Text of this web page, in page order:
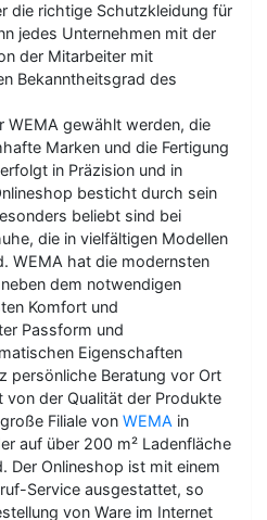
die richtige Schutzkleidung für
jedes Unternehmen mit der
der Mitarbeiter mit
Bekanntheitsgrad des
WEMA gewählt werden, die
Marken und die Fertigung
in Präzision und in
besticht durch sein
beliebt sind bei
die in vielfältigen Modellen
WEMA hat die modernsten
dem notwendigen
Komfort und
Passform und
Eigenschaften
persönliche Beratung vor Ort
der Qualität der Produkte
Filiale von WEMA in
auf über 200 m² Ladenfläche
Der Onlineshop ist mit einem
Service ausgestattet, so
von Ware im Internet